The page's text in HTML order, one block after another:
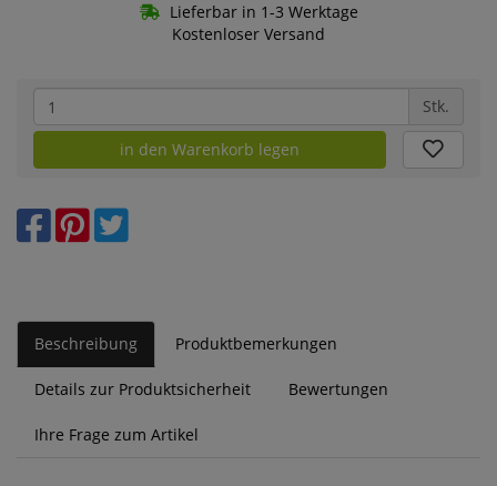
Lieferbar in 1-3 Werktage
Kostenloser Versand
Stk.
in den Warenkorb legen
Beschreibung Produktbemerkungen
Details zur Produktsicherheit Bewertungen
Ihre Frage zum Artikel